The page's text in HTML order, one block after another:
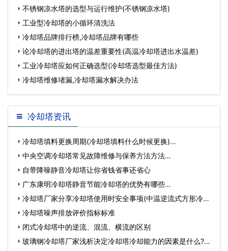
不锈钢凉水塔的选型与运行维护(不锈钢凉水塔)
工业型冷却塔的小循环清洗法
冷却塔品牌排行榜,冷却塔品牌有哪些
论冷却塔的进出塔的温差重要性(高温冷却塔进出水温差)
工业冷却塔应如何正确选型(冷却塔选型最佳方法)
冷却塔维修堵漏,冷却塔漏水解决办法
冷却塔资讯
冷却塔填料更换周期(冷却塔填料什么时候更换)…
中央空调冷却塔常见故障维修与保养方法方法…
自带降噪静音冷却塔让你省钱省事还省心
广东康明冷却塔静音节能冷却塔的优势有哪些…
冷却塔厂家分享冷却塔使用时安全事项(中温逆流式方形冷却
塔…冷却塔噪声排放评价指标标准
闭式冷却塔中的逆流、混流、横流的区别
玻璃钢冷却塔厂家浅析决定冷却塔冷却能力的因素是什么?